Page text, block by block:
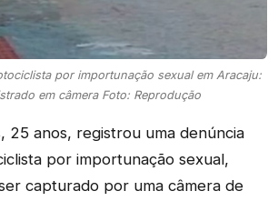
por importunação sexual em Aracaju:
em câmera Foto: Reprodução
25 anos, registrou uma denúncia
por importunação sexual,
capturado por uma câmera de